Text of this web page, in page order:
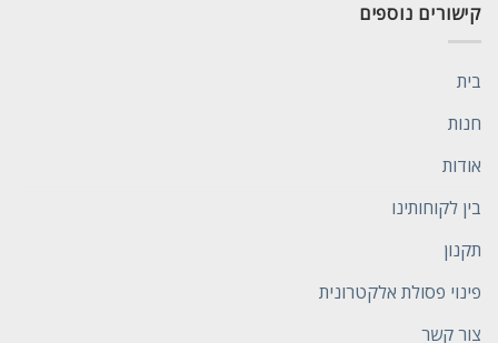
קישורים נוספים
בית
חנות
אודות
בין לקוחותינו
תקנון
פינוי פסולת אלקטרונית
צור קשר